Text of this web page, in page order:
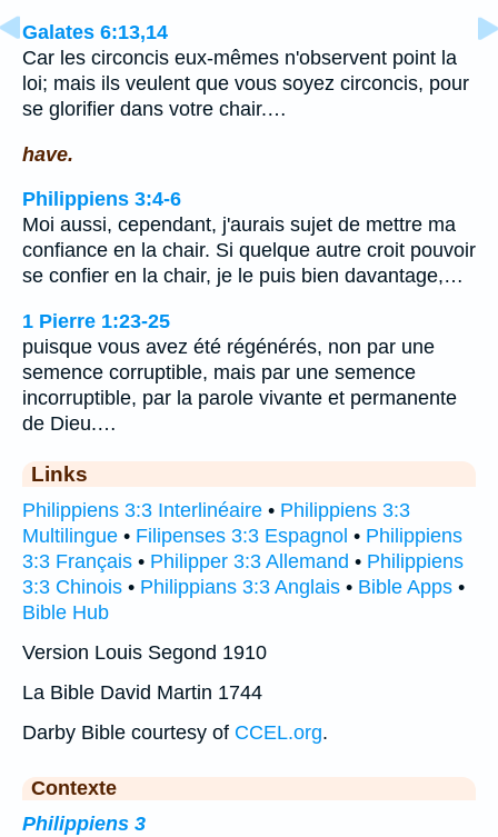
Galates 6:13,14
Car les circoncis eux-mêmes n'observent point la
loi; mais ils veulent que vous soyez circoncis, pour
se glorifier dans votre chair.…
have.
Philippiens 3:4-6
Moi aussi, cependant, j'aurais sujet de mettre ma
confiance en la chair. Si quelque autre croit pouvoir
se confier en la chair, je le puis bien davantage,…
1 Pierre 1:23-25
puisque vous avez été régénérés, non par une
semence corruptible, mais par une semence
incorruptible, par la parole vivante et permanente
de Dieu.…
Links
Philippiens 3:3 Interlinéaire • Philippiens 3:3
Multilingue • Filipenses 3:3 Espagnol • Philippiens
3:3 Français • Philipper 3:3 Allemand • Philippiens
3:3 Chinois • Philippians 3:3 Anglais • Bible Apps •
Bible Hub
Version Louis Segond 1910
La Bible David Martin 1744
Darby Bible courtesy of CCEL.org.
Contexte
Philippiens 3